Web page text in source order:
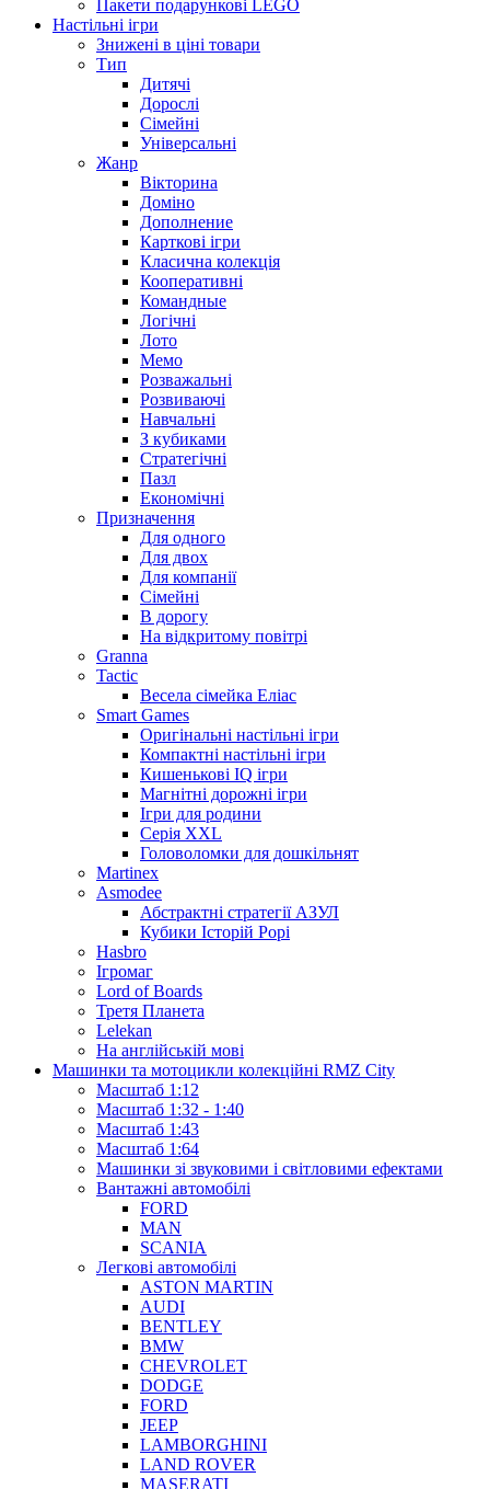
Пакети подарункові LEGO
Настільні ігри
Знижені в ціні товари
Тип
Дитячі
Дорослі
Сімейні
Універсальні
Жанр
Вікторина
Доміно
Дополнение
Карткові ігри
Класична колекція
Кооперативні
Командные
Логічні
Лото
Мемо
Розважальні
Розвиваючі
Навчальні
З кубиками
Стратегічні
Пазл
Економічні
Призначення
Для одного
Для двох
Для компанії
Сімейні
В дорогу
На відкритому повітрі
Granna
Tactic
Весела сімейка Еліас
Smart Games
Оригінальні настільні ігри
Компактні настільні ігри
Кишенькові IQ ігри
Магнітні дорожні ігри
Ігри для родини
Серія XXL
Головоломки для дошкільнят
Martinex
Asmodee
Абстрактні стратегії АЗУЛ
Кубики Історій Рорі
Hasbro
Ігромаг
Lord of Boards
Третя Планета
Lelekan
На англійській мові
Машинки та мотоцикли колекційні RMZ City
Масштаб 1:12
Масштаб 1:32 - 1:40
Масштаб 1:43
Масштаб 1:64
Машинки зі звуковими і світловими ефектами
Вантажні автомобілі
FORD
MAN
SCANIA
Легкові автомобілі
ASTON MARTIN
AUDI
BENTLEY
BMW
CHEVROLET
DODGE
FORD
JEEP
LAMBORGHINI
LAND ROVER
MASERATI